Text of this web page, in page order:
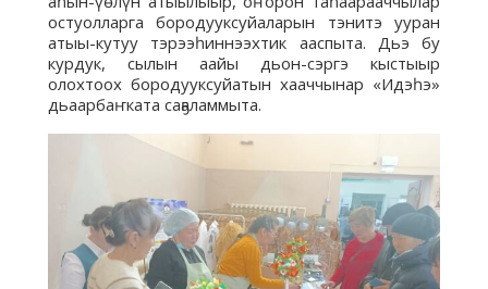
остуолларга бородууксуйаларын тэнитэ ууран
атыы-кутуу тэрээһиннээхтик ааспыта. Дьэ бу
курдук, сылын аайы дьон-сэргэ кыстыыр
олохтоох бородууксуйатын хааччынар «Идэһэ»
дьаарбаҥката саҕаламмыта.